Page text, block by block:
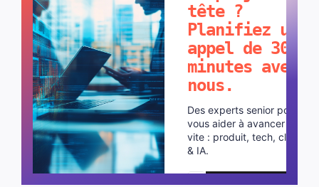
tête ?
Planifiez un
appel de 30
minutes avec
nous.
Des experts senior pour
vous aider à avancer plus
vite : produit, tech, cloud
& IA.
Planifier un appel